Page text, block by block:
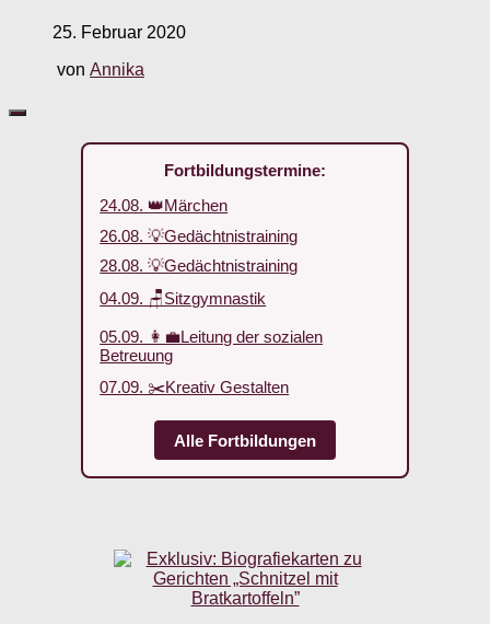
25. Februar 2020
von Annika
Fortbildungstermine:
24.08. 👑Märchen
26.08. 💡Gedächtnistraining
28.08. 💡Gedächtnistraining
04.09. 🪑Sitzgymnastik
05.09. 👩‍💼Leitung der sozialen
Betreuung
07.09. ✂️Kreativ Gestalten
Alle Fortbildungen